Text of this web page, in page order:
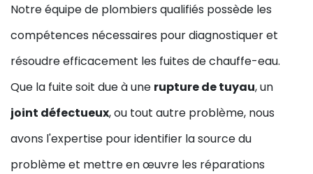
Notre équipe de plombiers qualifiés possède les
compétences nécessaires pour diagnostiquer et
résoudre efficacement les fuites de chauffe-eau.
Que la fuite soit due à une rupture de tuyau, un
joint défectueux, ou tout autre problème, nous
avons l'expertise pour identifier la source du
problème et mettre en œuvre les réparations